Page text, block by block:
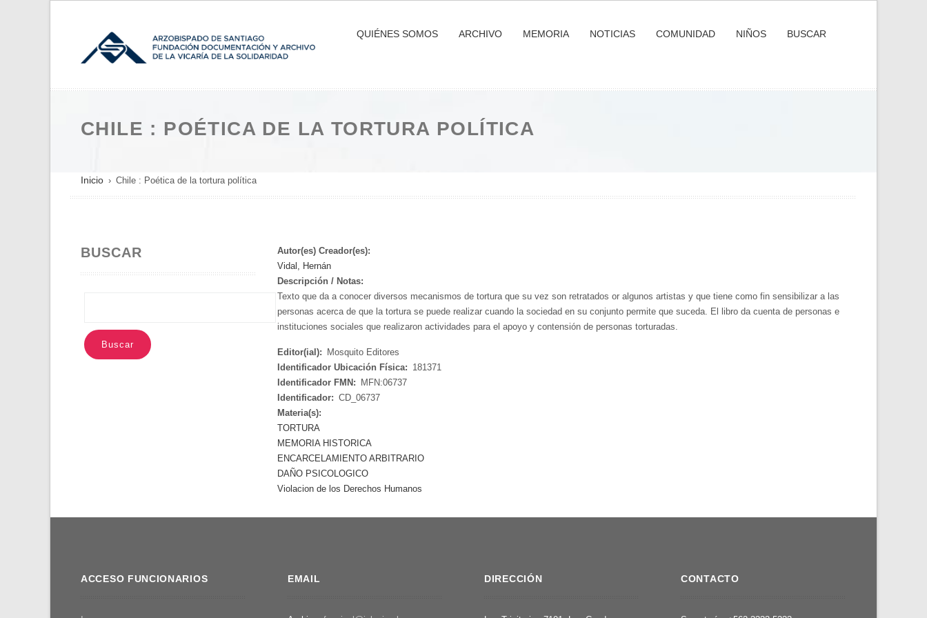
QUIÉNES SOMOS ARCHIVO MEMORIA NOTICIAS COMUNIDAD NIÑOS BUSCAR
CHILE : POÉTICA DE LA TORTURA POLÍTICA
SOBRESCRIBIR
ENLACES
A
LA
Inicio Chile : Poética de la tortura política
BUSCAR
Autor(es) Creador(es):
Vidal, Hernán
Descripción / Notas:
Texto que da a conocer diversos mecanismos de tortura que su vez son retratados or algunos artistas y que tiene como fin sensibilizar a las
personas acerca de que la tortura se puede realizar cuando la sociedad en su conjunto permite que suceda. El libro da cuenta de personas e
instituciones sociales que realizaron actividades para el apoyo y contensión de personas torturadas.
Editor(ial):
Mosquito Editores
Identificador Ubicación Física: 181371
Identificador FMN:
MFN:06737
Identificador: CD_06737
Materia(s):
TORTURA
MEMORIA HISTORICA
ENCARCELAMIENTO ARBITRARIO
DAÑO PSICOLOGICO
Violacion de los Derechos Humanos
ACCESO FUNCIONARIOS EMAIL DIRECCIÓN CONTACTO